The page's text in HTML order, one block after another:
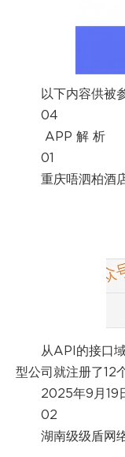
以下内容供被
04
APP 解 析
01
重庆唔泗柏酒
从API的接口
型公司就注册了12
2025年9月19
02
湖南级级盾网